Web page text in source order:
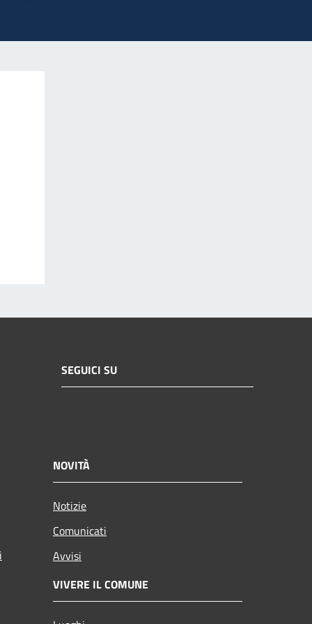
SEGUICI SU
NOVITÀ
Notizie
Comunicati
Avvisi
VIVERE IL COMUNE